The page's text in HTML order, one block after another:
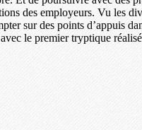
des employeurs. Vu les
sur des points d’appuis
le premier tryptique